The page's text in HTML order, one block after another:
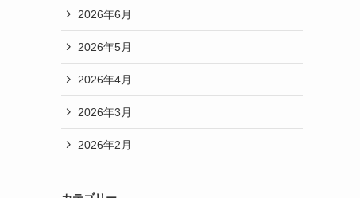
2026年6月
2026年5月
2026年4月
2026年3月
2026年2月